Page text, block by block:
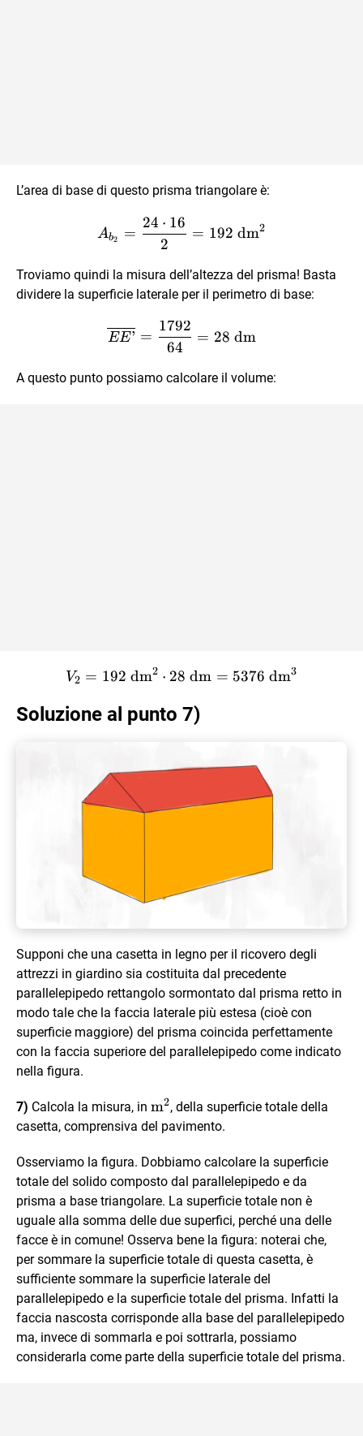
L’area di base di questo prisma triangolare è:
A_{b_2} = \frac{24
Ab2 =
2
24 ⋅ 16
= 192 dm2
Troviamo quindi la misura dell’altezza del prisma! Basta
dividere la superficie laterale per il perimetro di base:
\overline{EE’} =
EE’ =
64
1792
= 28 dm
A questo punto possiamo calcolare il volume:
V_2 = 192 \text{ dm}^2
V2 = 192 dm2 ⋅ 28 dm = 5376 dm3
Soluzione al punto 7)
Supponi che una casetta in legno per il ricovero degli
attrezzi in giardino sia costituita dal precedente
parallelepipedo rettangolo sormontato dal prisma retto in
modo tale che la faccia laterale più estesa (cioè con
superficie maggiore) del prisma coincida perfettamente
con la faccia superiore del parallelepipedo come indicato
nella figura.
7) Calcola la misura, in \text{m}^2
m2, della superficie totale della
casetta, comprensiva del pavimento.
Osserviamo la figura. Dobbiamo calcolare la superficie
totale del solido composto dal parallelepipedo e da
prisma a base triangolare. La superficie totale non è
uguale alla somma delle due superfici, perché una delle
facce è in comune! Osserva bene la figura: noterai che,
per sommare la superficie totale di questa casetta, è
sufficiente sommare la superficie laterale del
parallelepipedo e la superficie totale del prisma. Infatti la
faccia nascosta corrisponde alla base del parallelepipedo
ma, invece di sommarla e poi sottrarla, possiamo
considerarla come parte della superficie totale del prisma.